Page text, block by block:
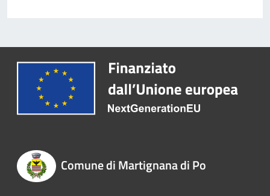
Comune di Martignana di Po